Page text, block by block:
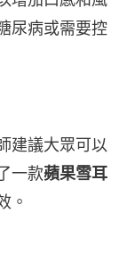
尿病或需要控
建議大眾可以
一款蘋果雪耳
。